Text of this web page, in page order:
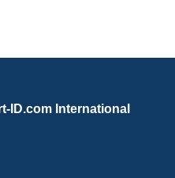
ID.com International